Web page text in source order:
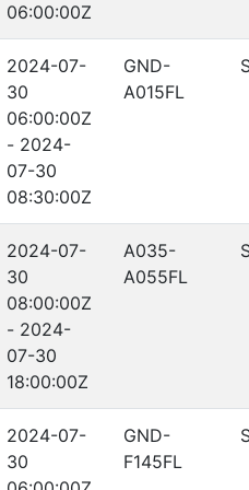
06:00:00Z
2024-07-
30
06:00:00Z
- 2024-
07-30
08:30:00Z
GND-
A015FL
2024-07-
30
08:00:00Z
- 2024-
07-30
18:00:00Z
A035-
A055FL
2024-07-
30
GND-
F145FL